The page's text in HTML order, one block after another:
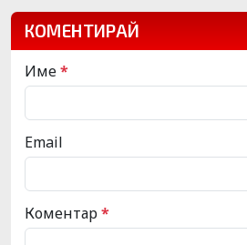
КОМЕНТИРАЙ
Име*
Email
Коментар*